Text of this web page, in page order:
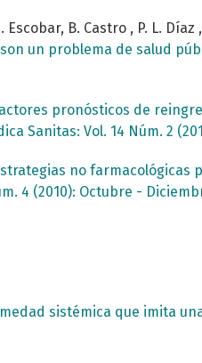
B. Castro , P. L. Díaz
un problema de salud
pronósticos de
Sanitas: Vol. 14 Núm. 2
no farmacológicas
4 (2010): Octubre -
sistémica que imita